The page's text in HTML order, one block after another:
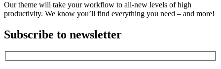
Our theme will take your workflow to all-new levels of high
productivity. We know you’ll find everything you need – and more!
Subscribe to newsletter